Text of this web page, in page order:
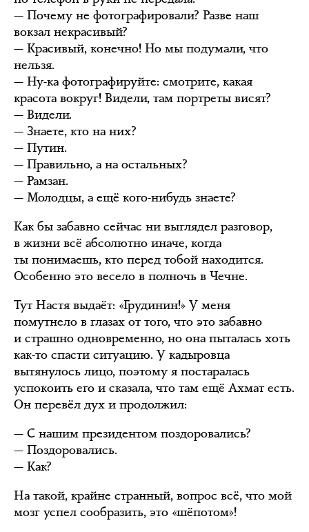
— Почему не фотографировали? Разве наш
вокзал некрасивый?
— Красивый, конечно! Но мы подумали, что
нельзя.
— Ну-ка фотографируйте: смотрите, какая
красота вокруг! Видели, там портреты висят?
— Видели.
— Знаете, кто на них?
— Путин.
— Правильно, а на остальных?
— Рамзан.
— Молодцы, а ещё кого-нибудь знаете?
Как бы забавно сейчас ни выглядел разговор,
в жизни всё абсолютно иначе, когда
ты понимаешь, кто перед тобой находится.
Особенно это весело в полночь в Чечне.
Тут Настя выдаёт: «Грудинин!» У меня
помутнело в глазах от того, что это забавно
и страшно одновременно, но она пыталась хоть
как-то спасти ситуацию. У кадыровца
вытянулось лицо, поэтому я постаралась
успокоить его и сказала, что там ещё Ахмат есть.
Он перевёл дух и продолжил:
— С нашим президентом поздоровались?
— Поздоровались.
— Как?
На такой, крайне странный, вопрос всё, что мой
мозг успел сообразить, это «шёпотом»!